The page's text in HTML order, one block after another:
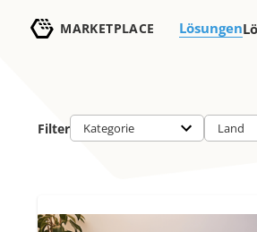
MARKETPLACE Lösungen
Filter Kategorie Land